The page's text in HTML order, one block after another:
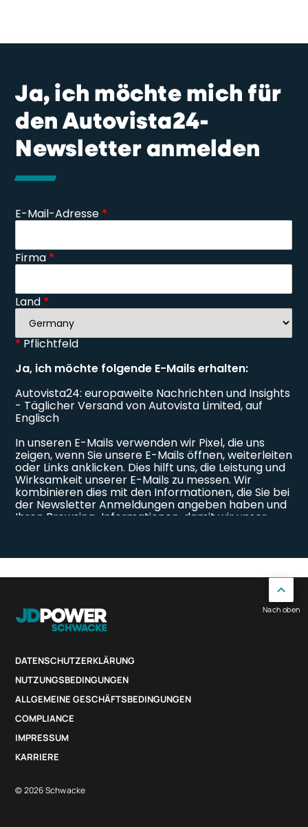
Ja, ich möchte mich für
den Autovista24-
Newsletter anmelden
DATENSCHUTZERKLÄRUNG
NUTZUNGSBEDINGUNGEN
ALLGEMEINE GESCHÄFTSBEDINGUNGEN
COMPLIANCE
IMPRESSUM
KARRIERE
© 2026 Schwacke
Nach oben